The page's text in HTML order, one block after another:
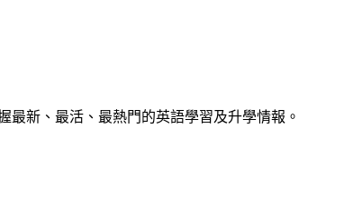
最新、最活、最熱門的英語學習及升學情報。